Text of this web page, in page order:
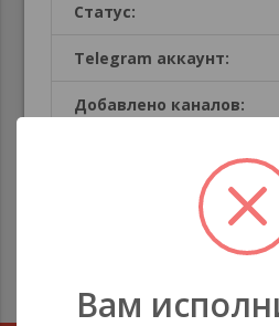
Статус:
Telegram аккаунт:
Добавлено каналов:
Публикации
В этой секции
Вам